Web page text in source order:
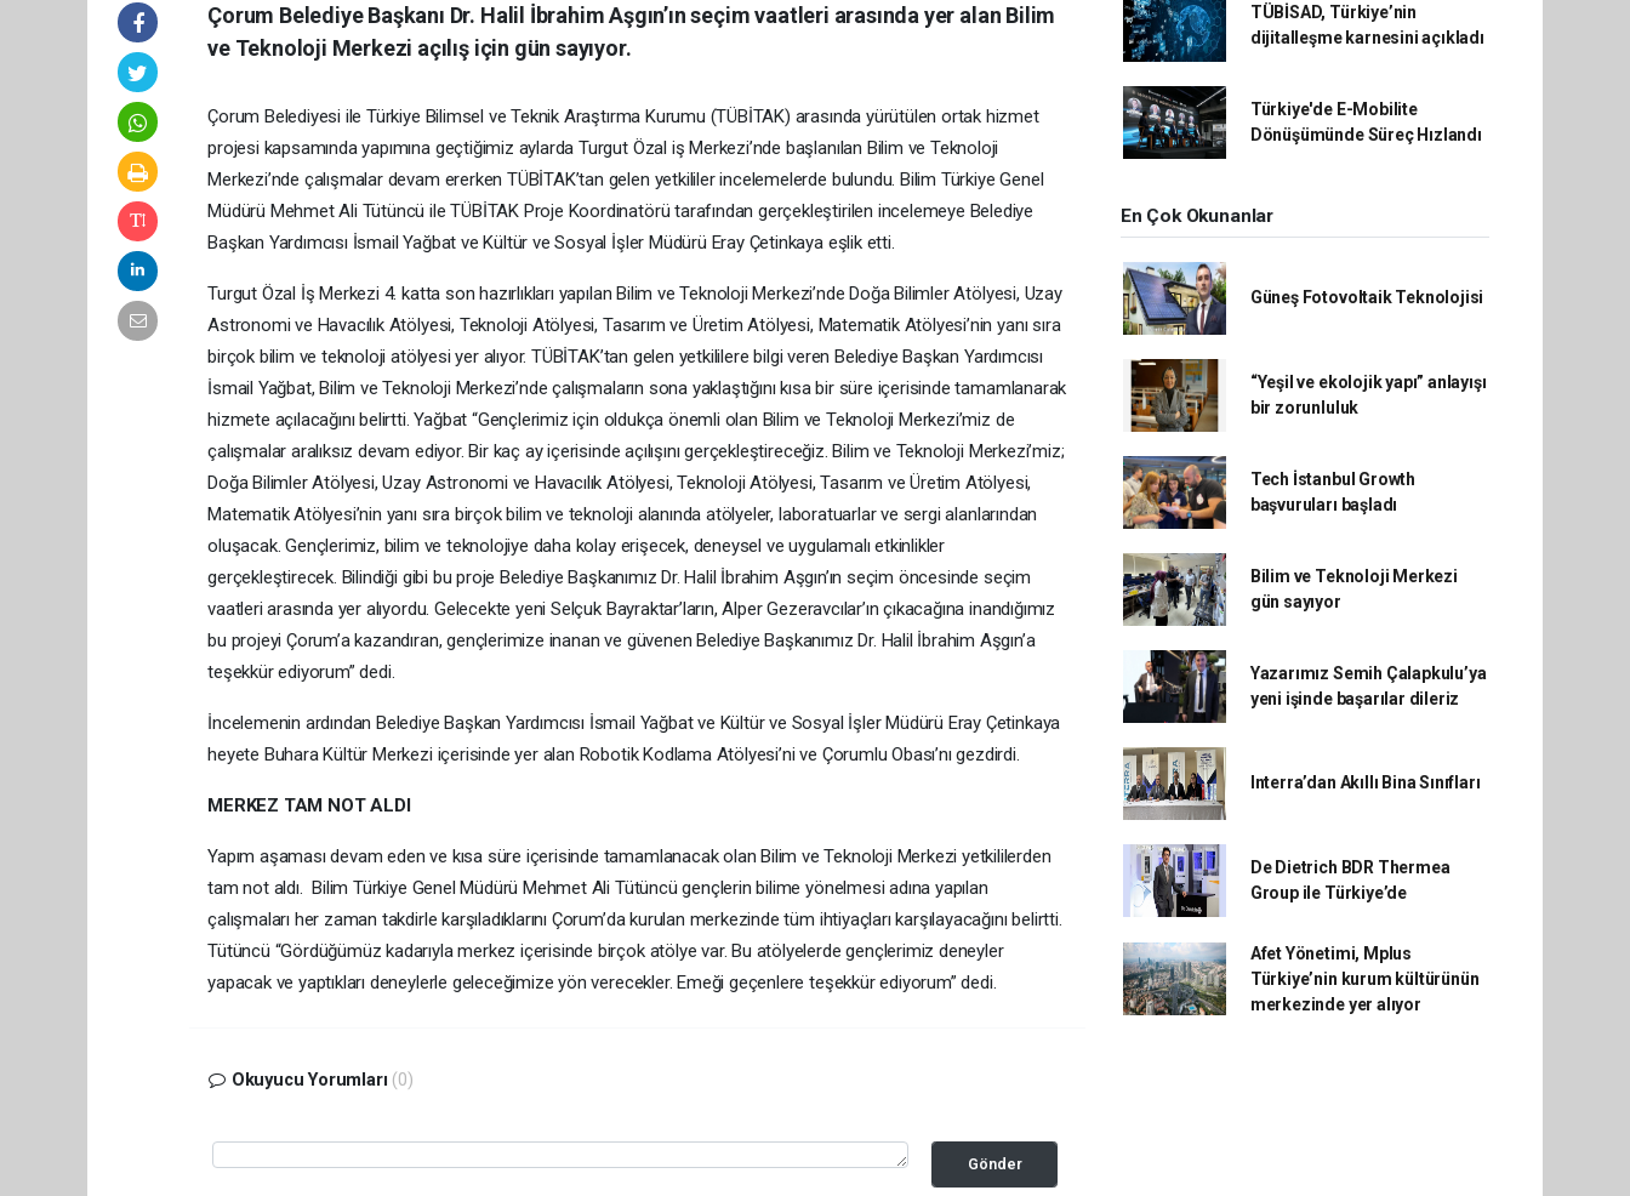
Çorum Belediye Başkanı Dr. Halil İbrahim Aşgın’ın seçim vaatleri arasında yer alan Bilim
ve Teknoloji Merkezi açılış için gün sayıyor.
Çorum Belediyesi ile Türkiye Bilimsel ve Teknik Araştırma Kurumu (TÜBİTAK) arasında yürütülen ortak hizmet
projesi kapsamında yapımına geçtiğimiz aylarda Turgut Özal iş Merkezi’nde başlanılan Bilim ve Teknoloji
Merkezi’nde çalışmalar devam ererken TÜBİTAK’tan gelen yetkililer incelemelerde bulundu. Bilim Türkiye Genel
Müdürü Mehmet Ali Tütüncü ile TÜBİTAK Proje Koordinatörü tarafından gerçekleştirilen incelemeye Belediye
Başkan Yardımcısı İsmail Yağbat ve Kültür ve Sosyal İşler Müdürü Eray Çetinkaya eşlik etti.
Turgut Özal İş Merkezi 4. katta son hazırlıkları yapılan Bilim ve Teknoloji Merkezi’nde Doğa Bilimler Atölyesi, Uzay
Astronomi ve Havacılık Atölyesi, Teknoloji Atölyesi, Tasarım ve Üretim Atölyesi, Matematik Atölyesi’nin yanı sıra
birçok bilim ve teknoloji atölyesi yer alıyor. TÜBİTAK’tan gelen yetkililere bilgi veren Belediye Başkan Yardımcısı
İsmail Yağbat, Bilim ve Teknoloji Merkezi’nde çalışmaların sona yaklaştığını kısa bir süre içerisinde tamamlanarak
hizmete açılacağını belirtti. Yağbat “Gençlerimiz için oldukça önemli olan Bilim ve Teknoloji Merkezi’miz de
çalışmalar aralıksız devam ediyor. Bir kaç ay içerisinde açılışını gerçekleştireceğiz. Bilim ve Teknoloji Merkezi’miz;
Doğa Bilimler Atölyesi, Uzay Astronomi ve Havacılık Atölyesi, Teknoloji Atölyesi, Tasarım ve Üretim Atölyesi,
Matematik Atölyesi’nin yanı sıra birçok bilim ve teknoloji alanında atölyeler, laboratuarlar ve sergi alanlarından
oluşacak. Gençlerimiz, bilim ve teknolojiye daha kolay erişecek, deneysel ve uygulamalı etkinlikler
gerçekleştirecek. Bilindiği gibi bu proje Belediye Başkanımız Dr. Halil İbrahim Aşgın’ın seçim öncesinde seçim
vaatleri arasında yer alıyordu. Gelecekte yeni Selçuk Bayraktar’ların, Alper Gezeravcılar’ın çıkacağına inandığımız
bu projeyi Çorum’a kazandıran, gençlerimize inanan ve güvenen Belediye Başkanımız Dr. Halil İbrahim Aşgın’a
teşekkür ediyorum” dedi.
İncelemenin ardından Belediye Başkan Yardımcısı İsmail Yağbat ve Kültür ve Sosyal İşler Müdürü Eray Çetinkaya
heyete Buhara Kültür Merkezi içerisinde yer alan Robotik Kodlama Atölyesi’ni ve Çorumlu Obası’nı gezdirdi.
MERKEZ TAM NOT ALDI
Yapım aşaması devam eden ve kısa süre içerisinde tamamlanacak olan Bilim ve Teknoloji Merkezi yetkililerden
tam not aldı. Bilim Türkiye Genel Müdürü Mehmet Ali Tütüncü gençlerin bilime yönelmesi adına yapılan
çalışmaları her zaman takdirle karşıladıklarını Çorum’da kurulan merkezinde tüm ihtiyaçları karşılayacağını belirtti.
Tütüncü “Gördüğümüz kadarıyla merkez içerisinde birçok atölye var. Bu atölyelerde gençlerimiz deneyler
yapacak ve yaptıkları deneylerle geleceğimize yön verecekler. Emeği geçenlere teşekkür ediyorum” dedi.
Okuyucu Yorumları (0)
Gönder
TÜBİSAD, Türkiye’nin
dijitalleşme karnesini açıkladı
Türkiye'de E-Mobilite
Dönüşümünde Süreç Hızlandı
En Çok Okunanlar
Güneş Fotovoltaik Teknolojisi
“Yeşil ve ekolojik yapı” anlayışı
bir zorunluluk
Tech İstanbul Growth
başvuruları başladı
Bilim ve Teknoloji Merkezi
gün sayıyor
Yazarımız Semih Çalapkulu’ya
yeni işinde başarılar dileriz
Interra’dan Akıllı Bina Sınıfları
De Dietrich BDR Thermea
Group ile Türkiye’de
Afet Yönetimi, Mplus
Türkiye’nin kurum kültürünün
merkezinde yer alıyor